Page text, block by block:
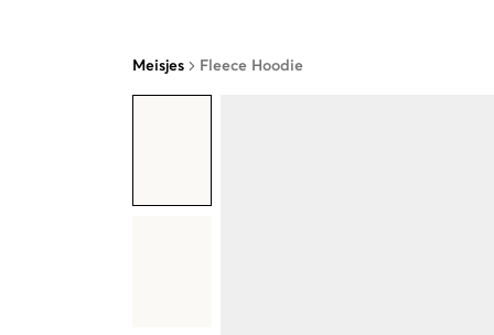
Meisjes Fleece Hoodie